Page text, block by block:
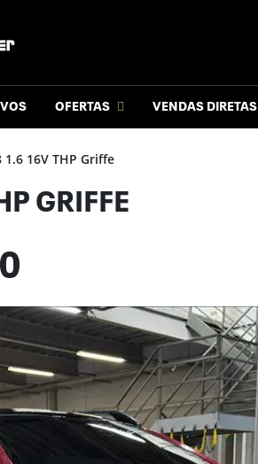
OFERTAS VENDAS DIRETAS
1.6 16V THP Griffe
GRIFFE